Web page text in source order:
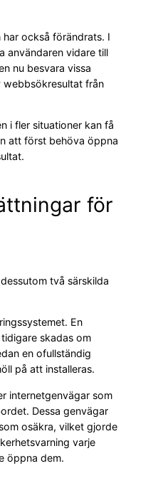
har också förändrats. I
användaren vidare till
nu besvara vissa
från
i fler situationer kan få
att först behöva öppna
för
två särskilda
En
skadas om
en ofullständig
på att installeras.
internetgenvägar som
Dessa genvägar
osäkra, vilket gjorde
varje
öppna dem.